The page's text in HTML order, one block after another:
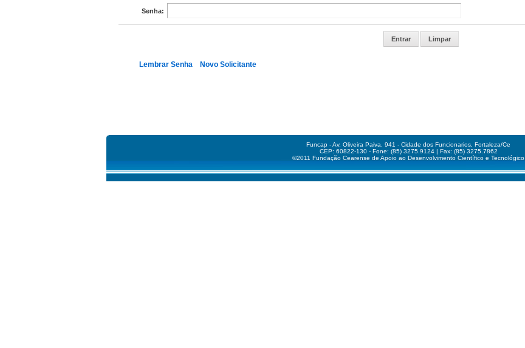
Funcap - Av. Oliveira Paiva, 941 - Cidade dos Funcionarios, Fortaleza/Ce
CEP: 60822-130 - Fone: (85) 3275.9124 | Fax: (85) 3275.7862
©2011 Fundação Cearense de Apoio ao Desenvolvimento Científico e Tecnológico